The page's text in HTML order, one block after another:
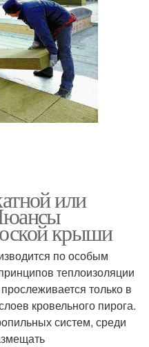
или
крыши
по особым
теплоизоляции
только в
кровельного пирога.
систем, среди